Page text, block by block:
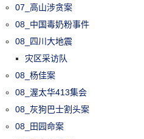
07_高山涉贪案
08_中国毒奶粉事件
08_四川大地震
灾区采访队
08_杨佳案
08_渥太华413集会
08_灰狗巴士割头案
08_田园命案